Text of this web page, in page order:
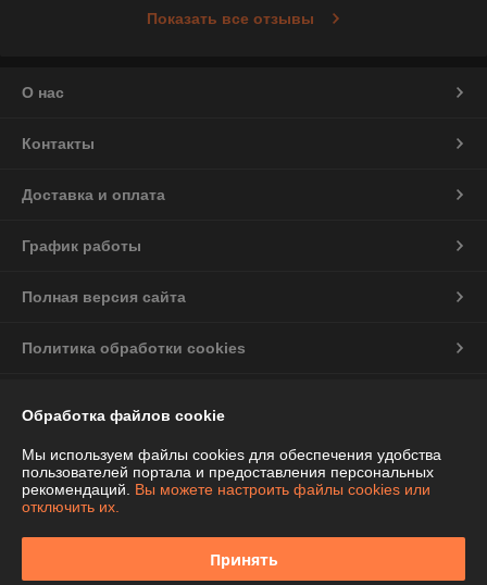
Показать все отзывы
О нас
Контакты
Доставка и оплата
График работы
Полная версия сайта
Политика обработки cookies
Информация для покупателя
Индивидуальный предприниматель:ИП Чепелева Алла Ивановна
Беларусь, Минская обл., Фаниполь, ул.Комсомольская, 46-71
Регистрационный номер ЕГР: 691424776
УНП: 691424776
Обработка файлов cookie
Мы используем файлы cookies для обеспечения удобства
пользователей портала и предоставления персональных
рекомендаций. Вы можете настроить файлы cookies или
отключить их.
Принять